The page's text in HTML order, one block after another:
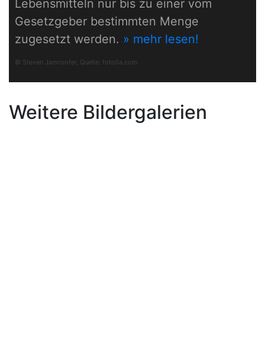
Lebensmitteln nur bis zu einer vom
Gesetzgeber bestimmten Menge
zugesetzt werden. » mehr lesen!
© Steven Jamroofer, Quelle: fotolia.com
Weitere Bildergalerien